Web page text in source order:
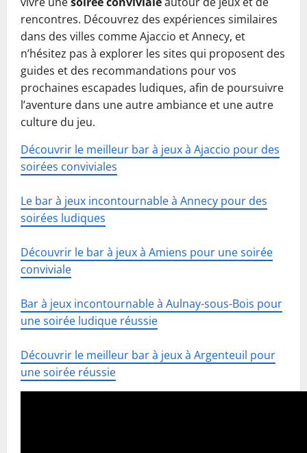
rencontres. Découvrez des expériences similaires
dans des villes comme Ajaccio et Annecy, et
n’hésitez pas à explorer les sites qui proposent des
guides et des recommandations pour vos
prochaines escapades ludiques, afin de poursuivre
l’aventure dans une autre ambiance et une autre
culture du jeu.
Découvrir le meilleur bar à jeux à Ajaccio pour des
soirées conviviales
Le bar à jeux incontournable à Annecy pour des
soirées ludiques
Découvrir le bar à jeux à Amiens pour une soirée
conviviale
Bar à jeux incontournable à Aulnay-sous-Bois pour
une soirée ludique réussie
Découvrir le meilleur bar à jeux à Argenteuil pour
une soirée réussie